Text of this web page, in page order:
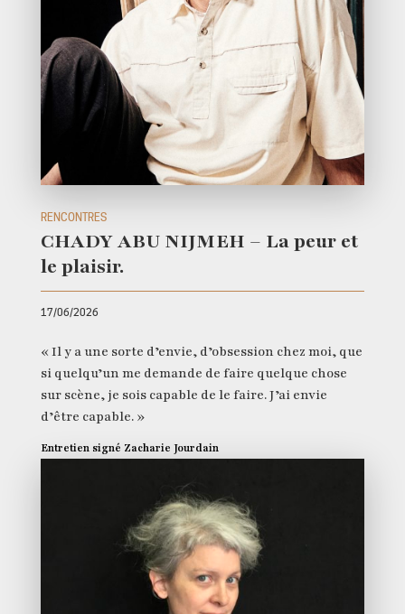
RENCONTRES
CHADY ABU NIJMEH – La peur et
le plaisir.
17/06/2026
« Il y a une sorte d’envie, d’obsession chez moi, que
si quelqu’un me demande de faire quelque chose
sur scène, je sois capable de le faire. J’ai envie
d’être capable. »
Entretien signé Zacharie Jourdain